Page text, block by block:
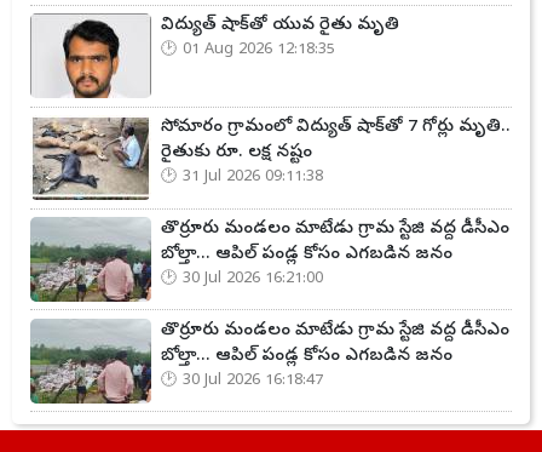
విద్యుత్ షాక్‌తో యువ రైతు మృతి
01 Aug 2026 12:18:35
సోమారం గ్రామంలో విద్యుత్ షాక్‌తో 7 గోర్లు మృతి..
రైతుకు రూ. లక్ష నష్టం
31 Jul 2026 09:11:38
తొర్రూరు మండలం మాటేడు గ్రామ స్టేజి వద్ద డీసీఎం
బోల్తా... ఆపిల్ పండ్ల కోసం ఎగబడిన జనం
30 Jul 2026 16:21:00
తొర్రూరు మండలం మాటేడు గ్రామ స్టేజి వద్ద డీసీఎం
బోల్తా... ఆపిల్ పండ్ల కోసం ఎగబడిన జనం
30 Jul 2026 16:18:47